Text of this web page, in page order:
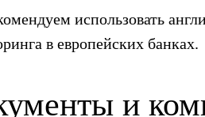
использовать
в европейских банках.
и